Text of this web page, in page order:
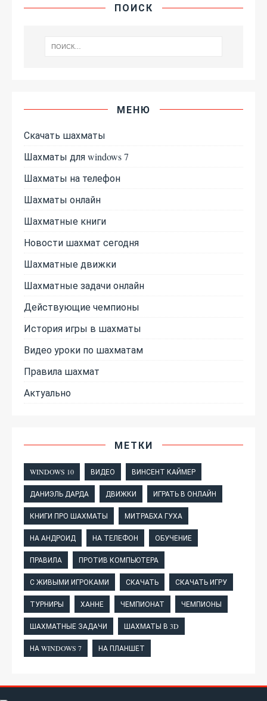
ПОИСК
МЕНЮ
Скачать шахматы
Шахматы для windows 7
Шахматы на телефон
Шахматы онлайн
Шахматные книги
Новости шахмат сегодня
Шахматные движки
Шахматные задачи онлайн
Действующие чемпионы
История игры в шахматы
Видео уроки по шахматам
Правила шахмат
Актуально
МЕТКИ
WINDOWS 10 ВИДЕО ВИНСЕНТ КАЙМЕР
ДАНИЭЛЬ ДАРДА ДВИЖКИ ИГРАТЬ В ОНЛАЙН
КНИГИ ПРО ШАХМАТЫ МИТРАБХА ГУХА
НА АНДРОИД НА ТЕЛЕФОН ОБУЧЕНИЕ
ПРАВИЛА ПРОТИВ КОМПЬЮТЕРА
С ЖИВЫМИ ИГРОКАМИ СКАЧАТЬ СКАЧАТЬ ИГРУ
ТУРНИРЫ ХАННЕ ЧЕМПИОНАТ ЧЕМПИОНЫ
ШАХМАТНЫЕ ЗАДАЧИ ШАХМАТЫ В 3D
НА WINDOWS 7 НА ПЛАНШЕТ